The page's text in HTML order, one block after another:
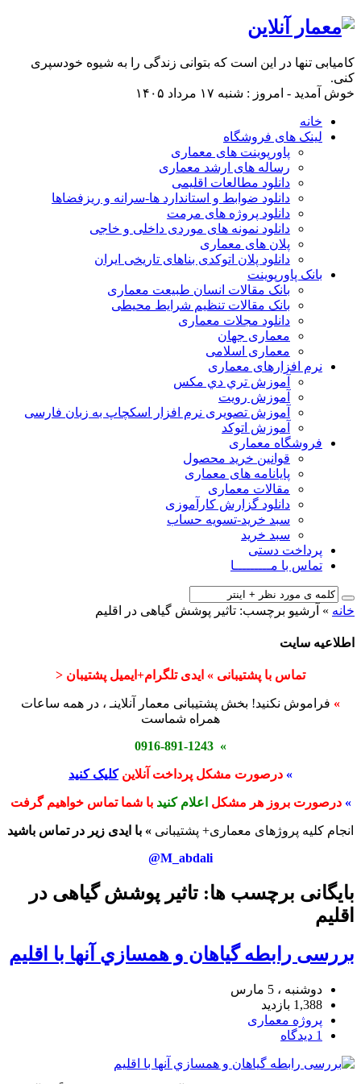
کامیابی تنها در این است که بتوانی زندگی را به شیوه خودسپری
کنی.
خوش آمدید - امروز : شنبه ۱۷ مرداد ۱۴۰۵
خانه
لینک های فروشگاه
پاورپوینت های معماری
رساله های ارشد معماری
دانلود مطالعات اقلیمی
دانلود ضوابط و استاندارد ها-سرانه و ریزفضاها
دانلود پروژه های مرمت
دانلود نمونه های موردی داخلی و خاجی
پلان های معماری
دانلود پلان اتوکدی بناهای تاریخی ایران
بانک پاورپوینت
بانک مقالات انسان طبیعت معماری
بانک مقالات تنظیم شرایط محیطی
دانلود مجلات معماری
معماری جهان
معماری اسلامی
نرم افزارهای معماری
آﻣﻮزش ﺗﺮي دي ﻣﮑﺲ
آموزش رویت
آموزش تصویری نرم افزار اسکچاپ به زبان فارسی
آموزش اتوکد
فروشگاه معماری
قوانین خرید محصول
پایانامه های معماری
مقالات معماری
دانلود گزارش کارآموزی
سبد خرید-تسویه حساب
سبد خرید
پرداخت دستی
تماس با مـــــــــا
خانه » آرشیو برچسب: تاثیر پوشش گیاهی در اقلیم
اطلاعیه سایت
تماس با پشتیبانی » ایدی تلگرام+ایمیل پشتیبان <
» فراموش نکنید! بخش پشتیبانی معمار آنلاینـ ، در همه ساعات
همراه شماست
» 0916-891-1243
» درصورت مشکل پرداخت آنلاینکلیک کنید
» درصورت بروز هر مشکل اعلام کنید با شما تماس خواهیم گرفت
انجام کلیه پروژهای معماری+ پشتیبانی » با ایدی زیر در تماس باشید
M_abdali@
بایگانی برچسب ها: تاثیر پوشش گیاهی در
اقلیم
بررسی رابطه گياهان و همسازي آنها با اقليم
دوشنبه ، 5 مارس
1,388 بازدید
پروژه معماری
1 دیدگاه